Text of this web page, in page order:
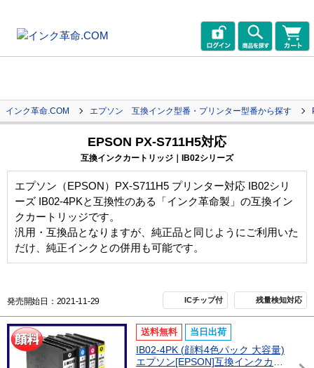
インク革命.COM エプソン 互換インク型番・プリンター型番から探す
EPSON PX-S711H5対応
互換インクカートリッジ｜IB02シリーズ
エプソン（EPSON）PX-S711H5 プリンター対応 IB02シリ
ーズ IB02-4PKと互換性のある「インク革命製」の互換イン
クカートリッジです。
汎用・互換品となりますが、純正品と同じようにご利用いた
だけ、純正インクとの併用も可能です。
発売開始日：2021-11-29 ICチップ付 残量検知対応
送料無料 当日出荷
IB02-4PK (顔料4色パック 大容量)
エプソン[EPSON]互換インクカー